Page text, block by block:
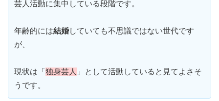
芸人活動に集中している段階です。
年齢的には結婚していても不思議ではない世代です
が、
現状は「 独身芸人 」として活動していると見てよさそ
うです。